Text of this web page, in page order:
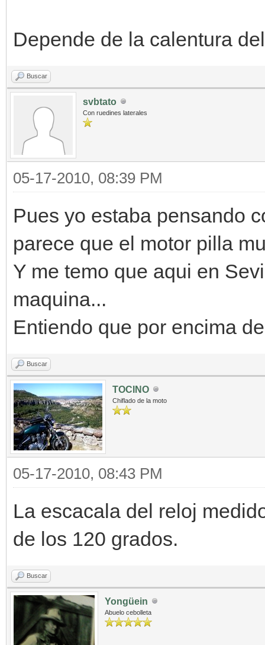
Depende de la calentura
Buscar
svbtato
Con ruedines laterales
05-17-2010, 08:39 PM
Pues yo estaba pensando
parece que el motor pilla
Y me temo que aqui en
maquina...
Entiendo que por encima
Buscar
TOCINO
Chiflado de la moto
05-17-2010, 08:43 PM
La escacala del reloj
de los 120 grados.
Buscar
Yongüein
Abuelo cebolleta